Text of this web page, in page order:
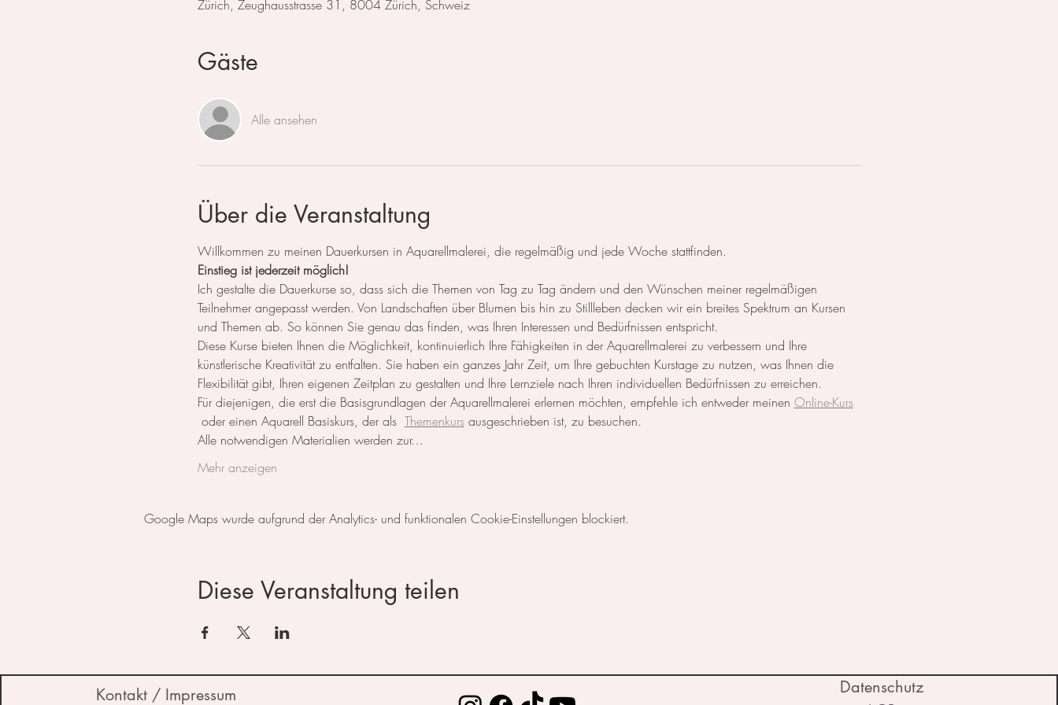
Zürich, Zeughausstrasse 31, 8004 Zürich, Schweiz
Gäste
Alle ansehen
Über die Veranstaltung
Willkommen zu meinen Dauerkursen in Aquarellmalerei, die regelmäßig und jede Woche stattfinden.
Einstieg ist jederzeit möglich!
Ich gestalte die Dauerkurse so, dass sich die Themen von Tag zu Tag ändern und den Wünschen meiner regelmäßigen
Teilnehmer angepasst werden. Von Landschaften über Blumen bis hin zu Stillleben decken wir ein breites Spektrum an Kursen
und Themen ab. So können Sie genau das finden, was Ihren Interessen und Bedürfnissen entspricht.
Diese Kurse bieten Ihnen die Möglichkeit, kontinuierlich Ihre Fähigkeiten in der Aquarellmalerei zu verbessern und Ihre
künstlerische Kreativität zu entfalten. Sie haben ein ganzes Jahr Zeit, um Ihre gebuchten Kurstage zu nutzen, was Ihnen die
Flexibilität gibt, Ihren eigenen Zeitplan zu gestalten und Ihre Lernziele nach Ihren individuellen Bedürfnissen zu erreichen.
Für diejenigen, die erst die Basisgrundlagen der Aquarellmalerei erlernen möchten, empfehle ich entweder meinen Online-Kurs
oder einen Aquarell Basiskurs, der als Themenkurs ausgeschrieben ist, zu besuchen.
Alle notwendigen Materialien werden zur…
Mehr anzeigen
Google Maps wurde aufgrund der Analytics- und funktionalen Cookie-Einstellungen blockiert.
Diese Veranstaltung teilen
© 2023 by Elijah Louis. Proudly created with
Kontakt / Impressum
Datenschutz